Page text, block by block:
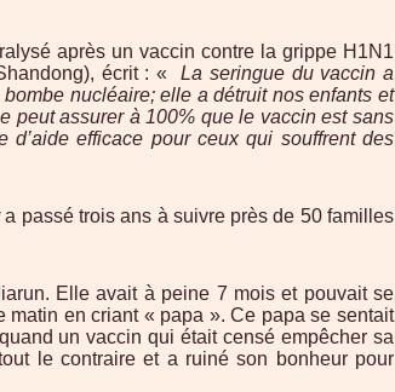
après un vaccin contre la grippe H1N1
écrit : «La seringue du vaccin a
nucléaire; elle a détruit nos enfants et
peut assurer à 100% que le vaccin est sans
d’aide efficace pour ceux qui souffrent des
a passé trois ans à suivre près de 50 familles
Elle avait à peine 7 mois et pouvait se
en criant « papa ». Ce papa se sentait
un vaccin qui était censé empêcher sa
le contraire et a ruiné son bonheur pour